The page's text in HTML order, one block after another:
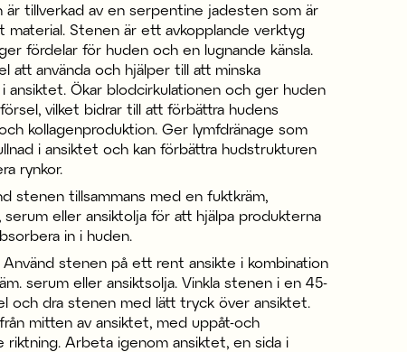
är tillverkad av en serpentine jadesten som är
material. Stenen är ett avkopplande verktyg
fördelar för huden och en lugnande känsla.
att använda och hjälper till att minska
i ansiktet. Ökar blodcirkulationen och ger huden
vilket bidrar till att förbättra hudens
kollagenproduktion. Ger lymfdränage som
i ansiktet och kan förbättra hudstrukturen
rynkor.
stenen tillsammans med en fuktkräm,
serum eller ansiktolja för att hjälpa produkterna
in i huden.
Använd stenen på ett rent ansikte i kombination
serum eller ansiktsolja. Vinkla stenen i en 45-
och dra stenen med lätt tryck över ansiktet.
mitten av ansiktet, med uppåt-och
riktning. Arbeta igenom ansiktet, en sida i